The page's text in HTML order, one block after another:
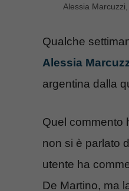
Alessia
Qualche
Alessia
argentina dalla
Quel commento
non si è parlato
utente ha
De Martino, ma